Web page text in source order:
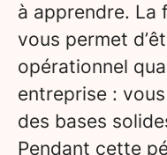
à apprendre. La
vous permet
opérationnel
entreprise :
des bases
Pendant cette